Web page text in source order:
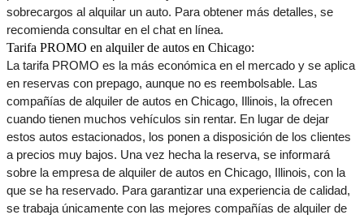
sobrecargos al alquilar un auto. Para obtener más detalles, se
recomienda consultar en el chat en línea.
Tarifa PROMO en alquiler de autos en Chicago:
La tarifa PROMO es la más económica en el mercado y se aplica
en reservas con prepago, aunque no es reembolsable. Las
compañías de alquiler de autos en Chicago, Illinois, la ofrecen
cuando tienen muchos vehículos sin rentar. En lugar de dejar
estos autos estacionados, los ponen a disposición de los clientes
a precios muy bajos. Una vez hecha la reserva, se informará
sobre la empresa de alquiler de autos en Chicago, Illinois, con la
que se ha reservado. Para garantizar una experiencia de calidad,
se trabaja únicamente con las mejores compañías de alquiler de